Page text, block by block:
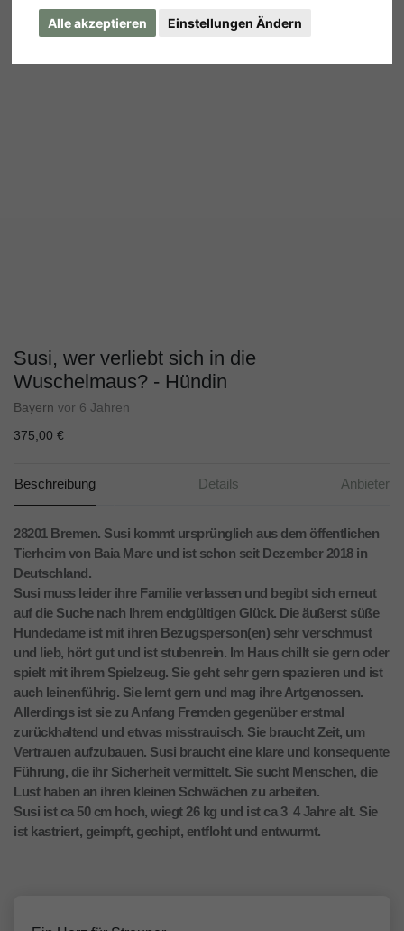
Alle akzeptieren Einstellungen Ändern
Susi, wer verliebt sich in die
Wuschelmaus? - Hündin
Bayern vor 6 Jahren
375,00 €
Beschreibung Details Anbieter
28201 Bremen. Susi kommt ursprünglich aus dem öffentlichen
Tierheim von Baia Mare und ist schon seit Dezember 2018 in
Deutschland.
Susi muss leider ihre Familie verlassen und begibt sich erneut
auf die Suche nach Ihrem endgültigen Glück. Die äußerst süße
Hundedame ist mit ihren Bezugsperson(en) sehr verschmust
und lieb, hört gut und ist stubenrein. Im Haus chillt sie gern oder
spielt mit ihrem Spielzeug. Sie geht sehr gern spazieren und ist
auch leinenführig. Sie lernt gern und mag ihre Artgenossen.
Allerdings ist sie zu Anfang Fremden gegenüber erstmal
zurückhaltend und etwas misstrauisch. Sie braucht Zeit, um
Vertrauen aufzubauen. Susi braucht eine klare und konsequente
Führung, die ihr Sicherheit vermittelt. Sie sucht Menschen, die
Lust haben an ihren kleinen Schwächen zu arbeiten.
Susi ist ca 50 cm hoch, wiegt 26 kg und ist ca 3  4 Jahre alt. Sie
ist kastriert, geimpft, gechipt, entfloht und entwurmt.